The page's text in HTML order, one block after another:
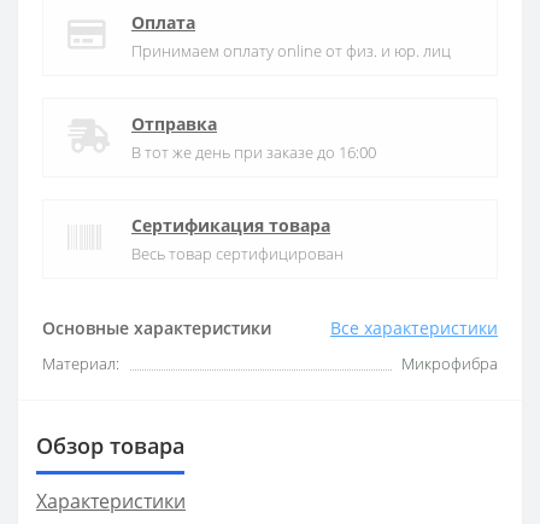
Основные характеристики Все характеристики
Материал: Микрофибра
Оплата
Принимаем оплату online от физ. и юр. лиц
Отправка
В тот же день при заказе до 16:00
Сертификация товара
Весь товар сертифицирован
Обзор товара
Характеристики